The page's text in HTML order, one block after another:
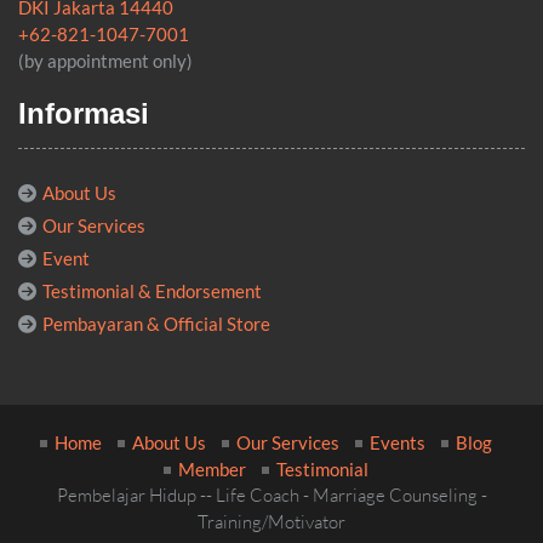
DKI Jakarta 14440
+62-821-1047-7001
(by appointment only)
Informasi
About Us
Our Services
Event
Testimonial & Endorsement
Pembayaran & Official Store
Home About Us Our Services Events
Blog
Member
Testimonial
Pembelajar Hidup -- Life Coach - Marriage Counseling -
Training/Motivator